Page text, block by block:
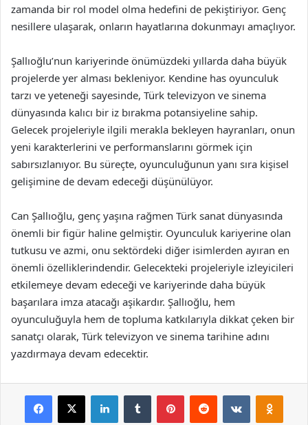
zamanda bir rol model olma hedefini de pekiştiriyor. Genç
nesillere ulaşarak, onların hayatlarına dokunmayı amaçlıyor.
Şallıoğlu’nun kariyerinde önümüzdeki yıllarda daha büyük
projelerde yer alması bekleniyor. Kendine has oyunculuk
tarzı ve yeteneği sayesinde, Türk televizyon ve sinema
dünyasında kalıcı bir iz bırakma potansiyeline sahip.
Gelecek projeleriyle ilgili merakla bekleyen hayranları, onun
yeni karakterlerini ve performanslarını görmek için
sabırsızlanıyor. Bu süreçte, oyunculuğunun yanı sıra kişisel
gelişimine de devam edeceği düşünülüyor.
Can Şallıoğlu, genç yaşına rağmen Türk sanat dünyasında
önemli bir figür haline gelmiştir. Oyunculuk kariyerine olan
tutkusu ve azmi, onu sektördeki diğer isimlerden ayıran en
önemli özelliklerindendir. Gelecekteki projeleriyle izleyicileri
etkilemeye devam edeceği ve kariyerinde daha büyük
başarılara imza atacağı aşikardır. Şallıoğlu, hem
oyunculuğuyla hem de topluma katkılarıyla dikkat çeken bir
sanatçı olarak, Türk televizyon ve sinema tarihine adını
yazdırmaya devam edecektir.
Facebook
X LinkedInTumblr PinterestReddit VKontakte